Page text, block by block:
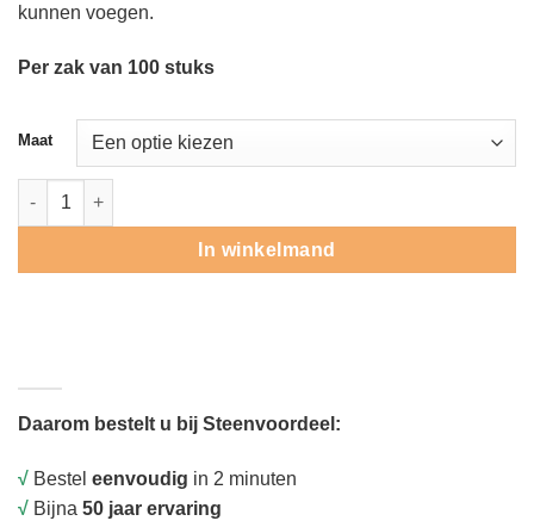
kunnen voegen.
Per zak van 100 stuks
Maat
Vari Spacer Kruis vast (100 stuks) aantal
In winkelmand
Daarom bestelt u bij Steenvoordeel:
√ Bestel eenvoudig in 2 minuten
√ Bijna 50 jaar ervaring